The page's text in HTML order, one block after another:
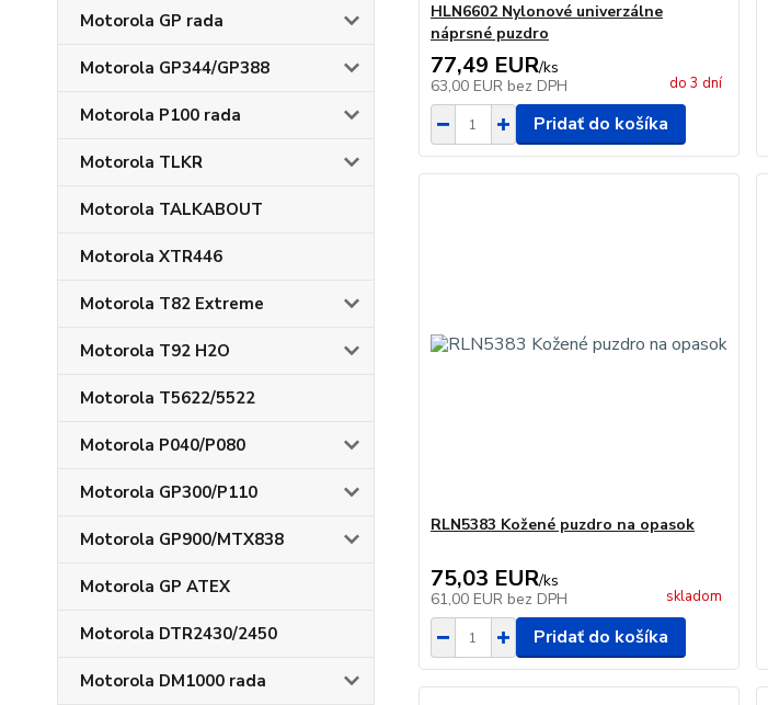
Motorola GP rada
Motorola GP344/GP388
Motorola P100 rada
Motorola TLKR
Motorola TALKABOUT
Motorola XTR446
Motorola T82 Extreme
Motorola T92 H2O
Motorola T5622/5522
Motorola P040/P080
Motorola GP300/P110
Motorola GP900/MTX838
Motorola GP ATEX
Motorola DTR2430/2450
Motorola DM1000 rada
HLN6602 Nylonové univerzálne
náprsné puzdro
77,49 EUR/ks
63,00 EUR bez DPH do 3 dní
Pridať do košíka
RLN5383 Kožené puzdro na opasok
75,03 EUR/ks
61,00 EUR bez DPH skladom
Pridať do košíka